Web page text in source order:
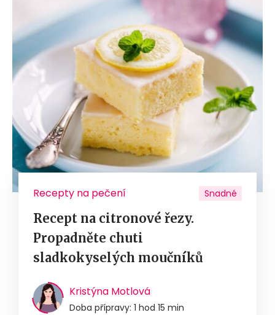
Recepty na pečení Snadné
Recept na citronové řezy.
Propadněte chuti
sladkokyselých moučníků
Kristýna Motlová
Doba přípravy: 1 hod 15 min